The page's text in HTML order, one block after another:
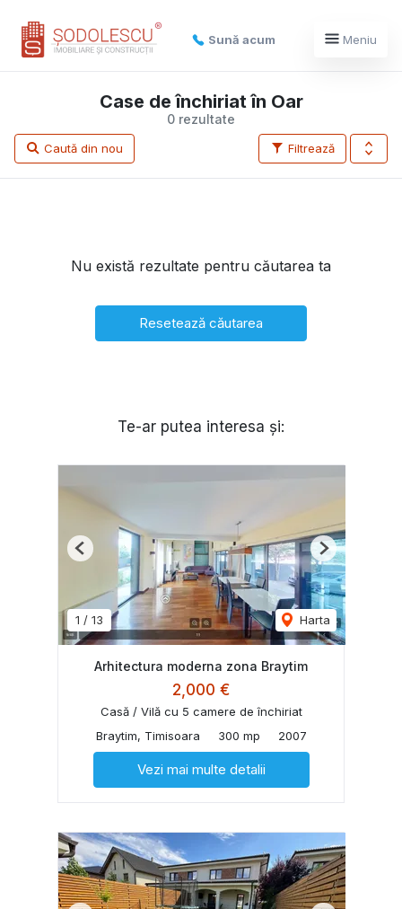
Sună acum Meniu
0 rezultate
Case de închiriat în Oar
Filtrează
Caută din nou
Nu există rezultate pentru căutarea ta
Resetează căutarea
Te-ar putea interesa și:
1 / 13 Harta
Previous Next
Arhitectura moderna zona Braytim
2,000 €
Casă / Vilă cu 5 camere de închiriat
Braytim, Timisoara
300 mp 2007
Vezi mai multe detalii